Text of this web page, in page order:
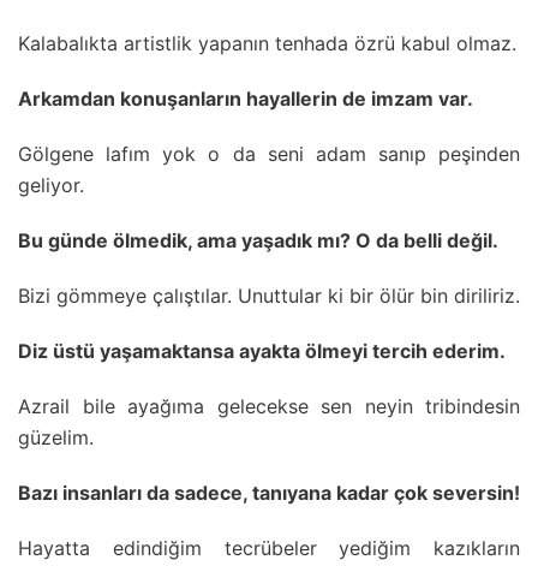
Kalabalıkta artistlik yapanın tenhada özrü kabul olmaz.
Arkamdan konuşanların hayallerin de imzam var.
Gölgene lafım yok o da seni adam sanıp peşinden
geliyor.
Bu günde ölmedik, ama yaşadık mı? O da belli değil.
Bizi gömmeye çalıştılar. Unuttular ki bir ölür bin diriliriz.
Diz üstü yaşamaktansa ayakta ölmeyi tercih ederim.
Azrail bile ayağıma gelecekse sen neyin tribindesin
güzelim.
Bazı insanları da sadece, tanıyana kadar çok seversin!
Hayatta edindiğim tecrübeler yediğim kazıkların